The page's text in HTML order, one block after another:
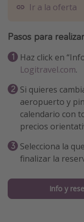
Ir a la oferta
Pasos para
Haz click en
Logitravel.com.
Si quieres
aeropuerto y
calendario con
precios
Selecciona la
finalizar la
Info y